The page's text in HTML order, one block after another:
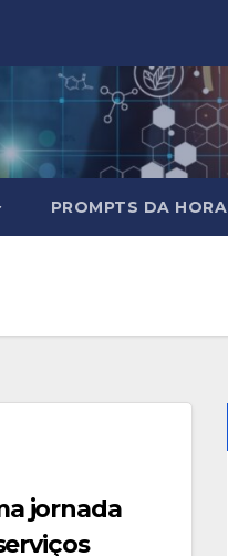
PROMPTS DA HORA
jornada